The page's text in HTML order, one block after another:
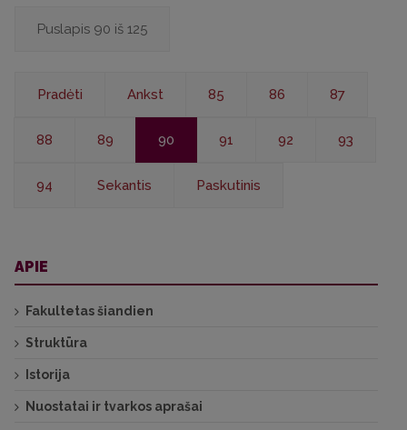
Puslapis 90 iš 125
Pradėti Ankst 85 86 87
88 89 90 91 92 93
94 Sekantis Paskutinis
APIE
Fakultetas šiandien
Struktūra
Istorija
Nuostatai ir tvarkos aprašai